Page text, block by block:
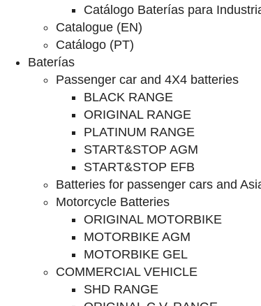
Catálogo Baterías para
Catalogue (EN)
Catálogo (PT)
Baterías
Passenger car and 4X4 batteries
BLACK RANGE
ORIGINAL RANGE
PLATINUM RANGE
START&STOP AGM
START&STOP EFB
Batteries for passenger cars and
Motorcycle Batteries
ORIGINAL MOTORBIKE
MOTORBIKE AGM
MOTORBIKE GEL
COMMERCIAL VEHICLE
SHD RANGE